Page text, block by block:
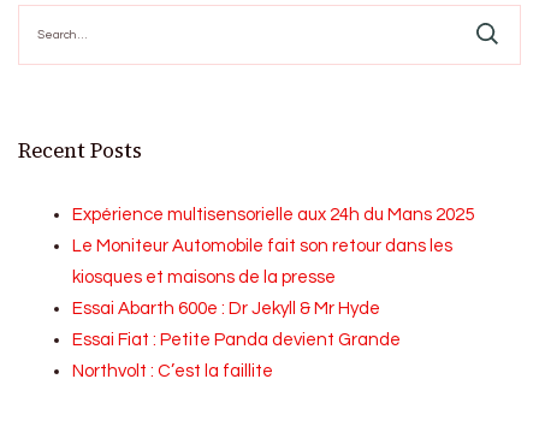
for:
Recent Posts
Expérience multisensorielle aux 24h du Mans 2025
Le Moniteur Automobile fait son retour dans les
kiosques et maisons de la presse
Essai Abarth 600e : Dr Jekyll & Mr Hyde
Essai Fiat : Petite Panda devient Grande
Northvolt : C’est la faillite